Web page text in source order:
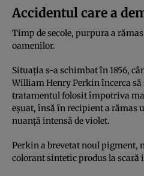
Accidentul care a
Timp de secole, purpura a
oamenilor.
Situația s-a schimbat în 1856,
William Henry Perkin încerca
tratamentul folosit împotriva
eșuat, însă în recipient a rămas
nuanță intensă de violet.
Perkin a brevetat noul
colorant sintetic produs la scară